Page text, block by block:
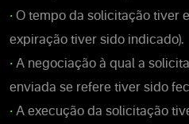
• O tempo da solicitação tiver
expiração tiver sido indicado).
• A negociação à qual a
enviada se refere tiver sido
• A execução da solicitação